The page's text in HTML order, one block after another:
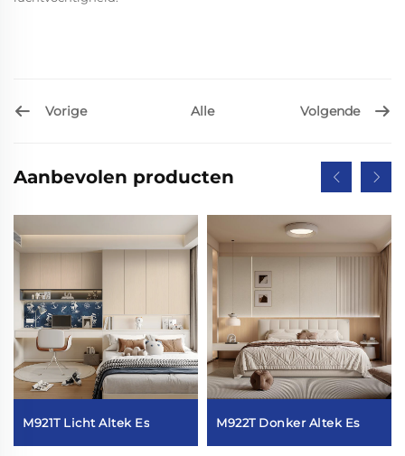
Vorige Alle Volgende
Aanbevolen producten
M921T Licht Altek Es M922T Donker Altek Es